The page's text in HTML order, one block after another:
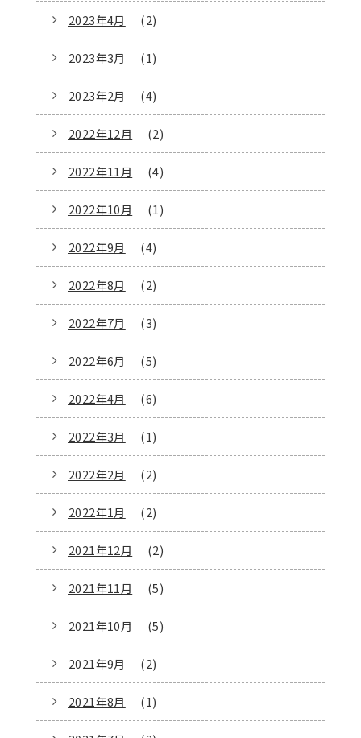
2023年4月 (2)
2023年3月 (1)
2023年2月 (4)
2022年12月 (2)
2022年11月 (4)
2022年10月 (1)
2022年9月 (4)
2022年8月 (2)
2022年7月 (3)
2022年6月 (5)
2022年4月 (6)
2022年3月 (1)
2022年2月 (2)
2022年1月 (2)
2021年12月 (2)
2021年11月 (5)
2021年10月 (5)
2021年9月 (2)
2021年8月 (1)